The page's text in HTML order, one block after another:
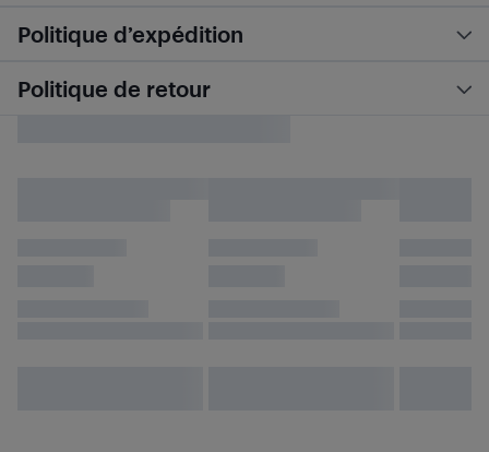
Politique d’expédition
Politique de retour